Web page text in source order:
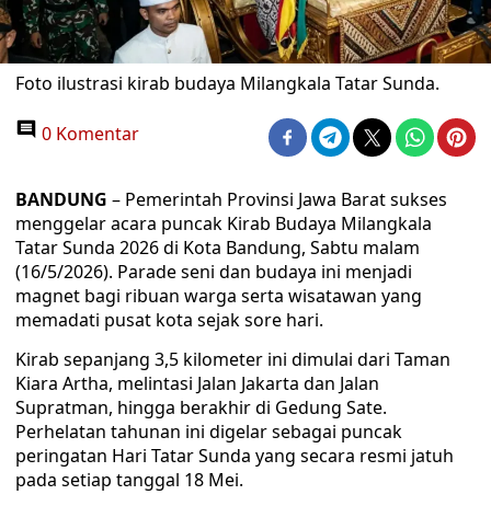
Foto ilustrasi kirab budaya Milangkala Tatar Sunda.
0 Komentar
BANDUNG – Pemerintah Provinsi Jawa Barat sukses
menggelar acara puncak Kirab Budaya Milangkala
Tatar Sunda 2026 di Kota Bandung, Sabtu malam
(16/5/2026). Parade seni dan budaya ini menjadi
magnet bagi ribuan warga serta wisatawan yang
memadati pusat kota sejak sore hari.
Kirab sepanjang 3,5 kilometer ini dimulai dari Taman
Kiara Artha, melintasi Jalan Jakarta dan Jalan
Supratman, hingga berakhir di Gedung Sate.
Perhelatan tahunan ini digelar sebagai puncak
peringatan Hari Tatar Sunda yang secara resmi jatuh
pada setiap tanggal 18 Mei.